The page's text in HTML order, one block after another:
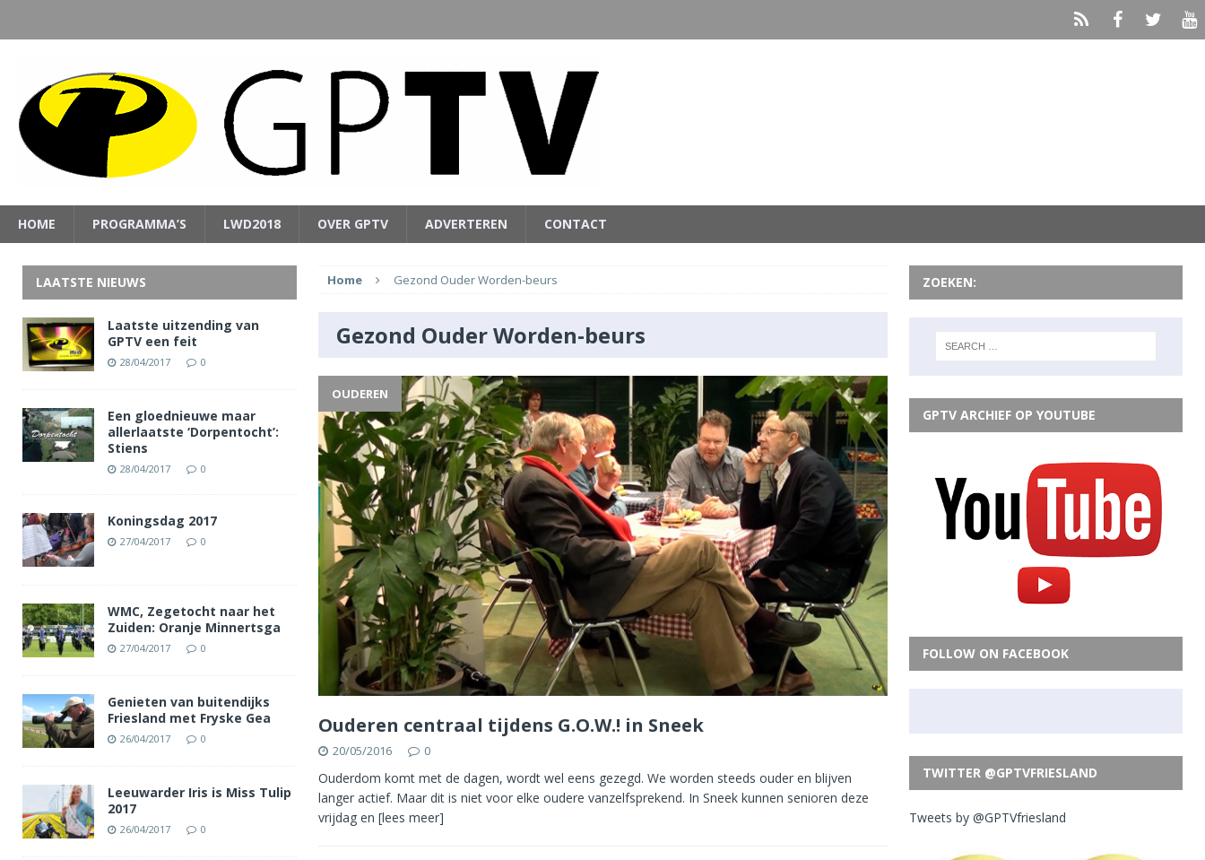
HOME PROGRAMMA’S LWD2018 OVER GPTV ADVERTEREN CONTACT
Home Gezond Ouder Worden-beurs
Gezond Ouder Worden-beurs
OUDEREN
Ouderen centraal tijdens G.O.W.! in Sneek
20/05/2016 0
Ouderdom komt met de dagen, wordt wel eens gezegd. We worden steeds ouder en blijven
langer actief. Maar dit is niet voor elke oudere vanzelfsprekend. In Sneek kunnen senioren deze
vrijdag en [lees meer]
LAATSTE NIEUWS
Laatste uitzending van
GPTV een feit
28/04/2017 0
Een gloednieuwe maar
allerlaatste ‘Dorpentocht’:
Stiens
28/04/2017 0
Koningsdag 2017
27/04/2017 0
WMC, Zegetocht naar het
Zuiden: Oranje Minnertsga
27/04/2017 0
Genieten van buitendijks
Friesland met Fryske Gea
26/04/2017 0
Leeuwarder Iris is Miss Tulip
2017
26/04/2017 0
ZOEKEN:
GPTV ARCHIEF OP YOUTUBE
FOLLOW ON FACEBOOK
TWITTER @GPTVFRIESLAND
Tweets by @GPTVfriesland